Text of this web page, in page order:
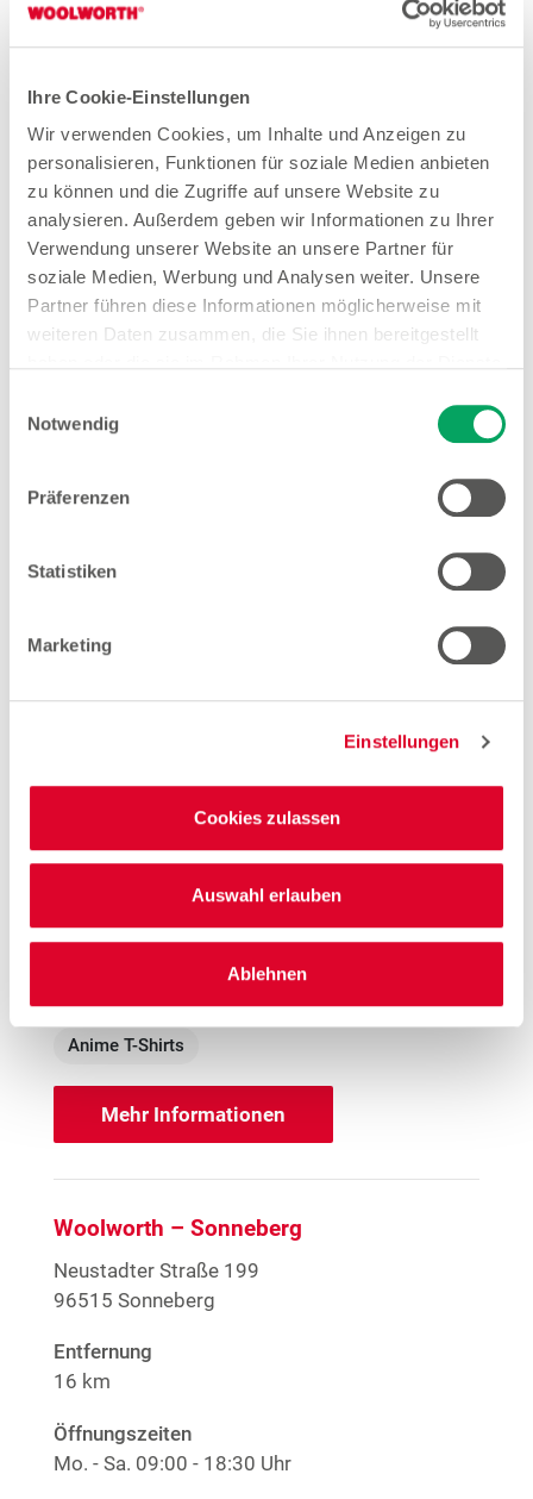
Ihre Cookie-Einstellungen
Wir verwenden Cookies, um Inhalte und Anzeigen zu
personalisieren, Funktionen für soziale Medien anbieten
zu können und die Zugriffe auf unsere Website zu
analysieren. Außerdem geben wir Informationen zu Ihrer
Verwendung unserer Website an unsere Partner für
soziale Medien, Werbung und Analysen weiter. Unsere
Partner führen diese Informationen möglicherweise mit
weiteren Daten zusammen, die Sie ihnen bereitgestellt
Einstellungen zu den Cookies finden Sie
Notwendig
Präferenzen
Statistiken
Marketing
Einstellungen
Cookies zulassen
Auswahl erlauben
Ablehnen
Coburg
Quereinsteiger Verkauf Teilzeit (gn*)
Zum Stellenangebot
Verkäuferin Teilzeit (gn*)
Zum Stellenangebot
Stores in der Nähe von
Entfernung
10:00 - 19:00 Uhr
Anime T-Shirts
Mehr Informationen
Woolworth – Sonneberg
Neustadter Straße 199
96515 Sonneberg
Entfernung
16 km
Öffnungszeiten
Mo. - Sa. 09:00 - 18:30 Uhr